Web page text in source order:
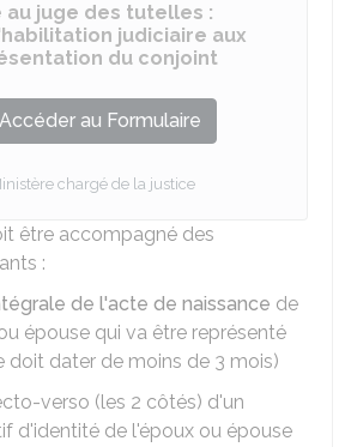
au juge des tutelles :
judiciaire aux
du conjoint
Accéder au Formulaire
chargé de la justice
être accompagné des
:
de l'acte de naissance de
épouse qui va être représenté
doit dater de moins de 3 mois)
verso (les 2 côtés) d'un
d'identité de l'époux ou épouse